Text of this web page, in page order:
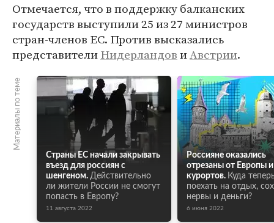
Отмечается, что в поддержку балканских
государств выступили 25 из 27 министров
стран-членов ЕС. Против высказались
представителиНидерландовиАвстрии.
Материалы по теме
Страны ЕС начали закрывать
въезд для россиян с
шенгеном. Действительно
ли жители России не смогут
попасть в Европу?
11 августа 2022
Россияне оказались
отрезаны от Европы
курортов. Куда
поехать на отдых,
нервы и деньги?
6 июня 2022